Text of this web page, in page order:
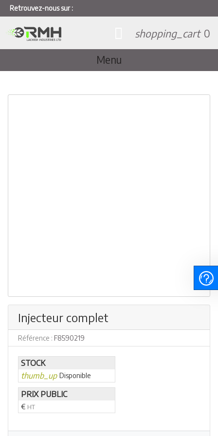
Retrouvez-nous sur :
Menu
shopping_cart 0
Injecteur complet
Référence : F8590219
STOCK
thumb_up Disponible
PRIX PUBLIC
€ HT